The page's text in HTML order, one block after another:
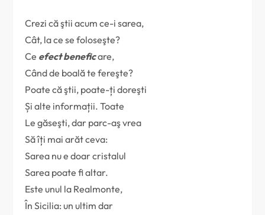
Crezi că ştii acum ce-i sarea,
Cât, la ce se foloseşte?
Ce efect beneficare,
Când de boală te fereşte?
Poate că ştii, poate-ți doreşti
Și alte informații. Toate
Le găseşti, dar parc-aş vrea
Să îți mai arăt ceva:
Sarea nu e doar cristalul
Sarea poate fi altar.
Este unul la Realmonte,
În Sicilia: un ultim dar